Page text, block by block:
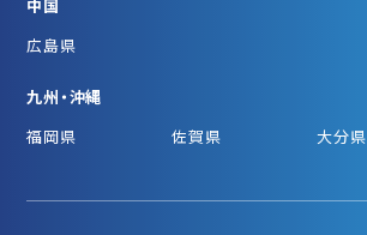
中国
広島県
九州・沖縄
福岡県
佐賀県 大分県